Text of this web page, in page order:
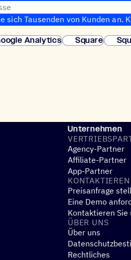
sich Tausenden von Kunden an.
Einrichtung.
Analytics Square
Unternehmen
Agency-Partner
Affiliate-Partner
App-Partner
Preisanfrage
Eine Demo
Kontaktieren Sie
ÜBER UNS
Über uns
Rechtliches